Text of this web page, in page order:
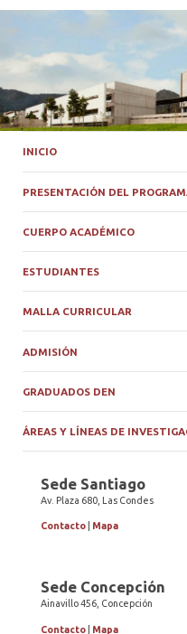
INICIO
PRESENTACIÓN DEL
CUERPO ACADÉMICO
ESTUDIANTES
MALLA CURRICULAR
ADMISIÓN
GRADUADOS DEN
ÁREAS Y LÍNEAS DE
Sede Santiago
Av. Plaza 680, Las Condes
Contacto Mapa
Sede Concepción
Ainavillo 456, Concepción
Contacto Mapa